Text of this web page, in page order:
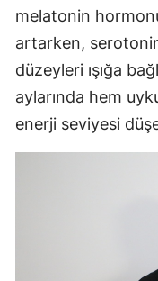
melatonin
artarken,
düzeyleri ışığa
aylarında hem
enerji seviyesi